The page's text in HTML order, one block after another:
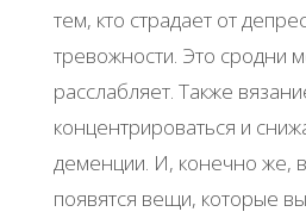
тем, кто страдает от
тревожности. Это сродни
расслабляет. Также
концентрироваться и
деменции. И, конечно же,
появятся вещи, которые